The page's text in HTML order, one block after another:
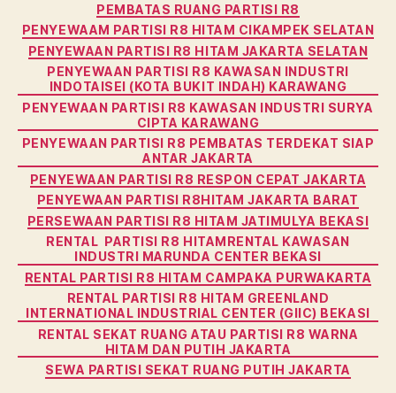
PEMBATAS RUANG PARTISI R8
PENYEWAAM PARTISI R8 HITAM CIKAMPEK SELATAN
PENYEWAAN PARTISI R8 HITAM JAKARTA SELATAN
PENYEWAAN PARTISI R8 KAWASAN INDUSTRI
INDOTAISEI (KOTA BUKIT INDAH) KARAWANG
PENYEWAAN PARTISI R8 KAWASAN INDUSTRI SURYA
CIPTA KARAWANG
PENYEWAAN PARTISI R8 PEMBATAS TERDEKAT SIAP
ANTAR JAKARTA
PENYEWAAN PARTISI R8 RESPON CEPAT JAKARTA
PENYEWAAN PARTISI R8HITAM JAKARTA BARAT
PERSEWAAN PARTISI R8 HITAM JATIMULYA BEKASI
RENTAL PARTISI R8 HITAMRENTAL KAWASAN
INDUSTRI MARUNDA CENTER BEKASI
RENTAL PARTISI R8 HITAM CAMPAKA PURWAKARTA
RENTAL PARTISI R8 HITAM GREENLAND
INTERNATIONAL INDUSTRIAL CENTER (GIIC) BEKASI
RENTAL SEKAT RUANG ATAU PARTISI R8 WARNA
HITAM DAN PUTIH JAKARTA
SEWA PARTISI SEKAT RUANG PUTIH JAKARTA